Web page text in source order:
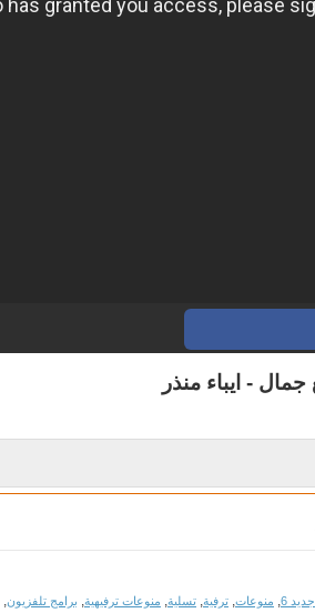
جديد 6 , منوعات, ترفية, تسلية, منوعات ترفيهية, برامج تلفزيون,